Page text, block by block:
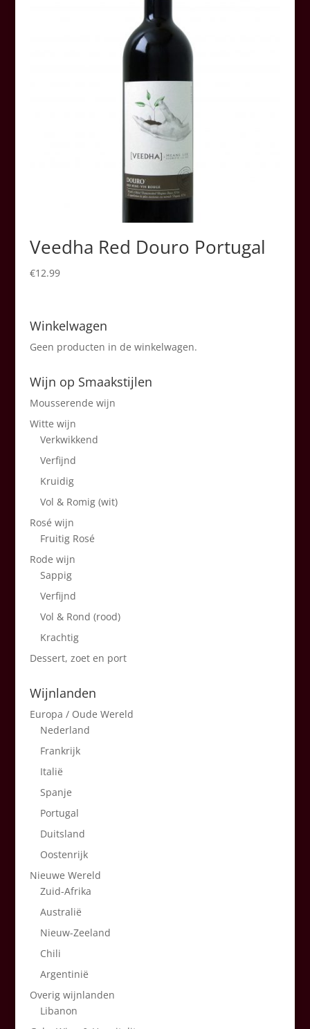
Veedha Red Douro Portugal
€12.99
Winkelwagen
Geen producten in de winkelwagen.
Wijn op Smaakstijlen
Mousserende wijn
Witte wijn
Verkwikkend
Verfijnd
Kruidig
Vol & Romig (wit)
Rosé wijn
Fruitig Rosé
Rode wijn
Sappig
Verfijnd
Vol & Rond (rood)
Krachtig
Dessert, zoet en port
Wijnlanden
Europa / Oude Wereld
Nederland
Frankrijk
Italië
Spanje
Portugal
Duitsland
Oostenrijk
Nieuwe Wereld
Zuid-Afrika
Australië
Nieuw-Zeeland
Chili
Argentinië
Overig wijnlanden
Libanon